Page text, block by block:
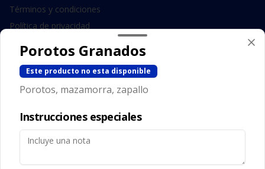
Términos y condiciones
Política de privacidad
Redes sociales
Instagram
Facebook
Mi cuenta
Porotos Granados
Este producto no esta disponible
Porotos, mazamorra, zapallo
Instrucciones especiales